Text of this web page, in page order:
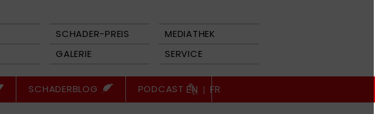
SCHADER-PREIS
MEDIATHEK
GALERIE SERVICE
SCHADERBLOG PODCAST EN | FR